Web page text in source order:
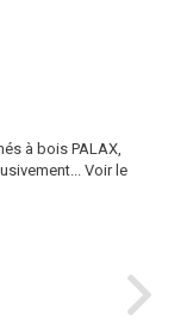
à bois PALAX,
Voir le